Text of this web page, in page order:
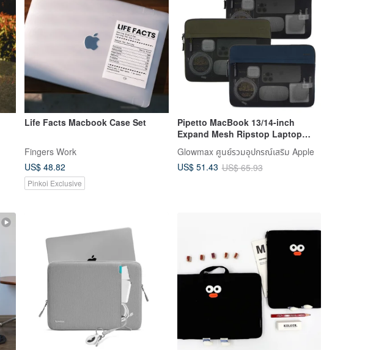
Life Facts Macbook Case Set
Fingers Work
US$ 48.82
Pinkoi Exclusive
Pipetto MacBook 13/14-inch
Expand Mesh Ripstop Laptop
Glowmax ศูนย์รวมอุปกรณ์เสริม Apple
US$ 51.43 US$ 65.93